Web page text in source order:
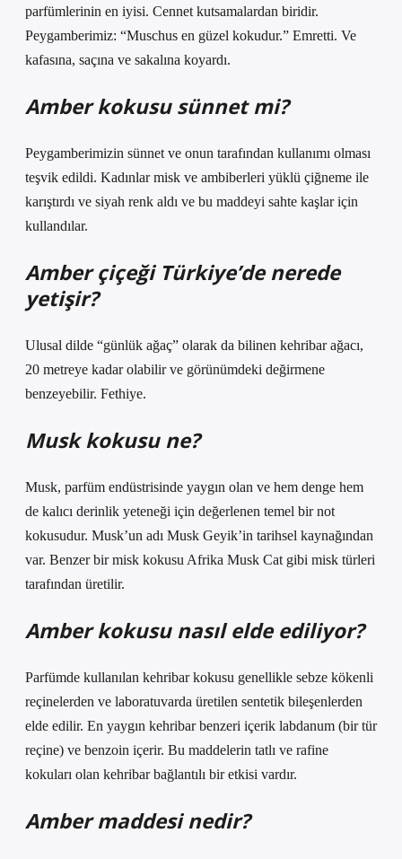
parfümlerinin en iyisi. Cennet kutsamalardan biridir.
Peygamberimiz: “Muschus en güzel kokudur.” Emretti. Ve
kafasına, saçına ve sakalına koyardı.
Amber kokusu sünnet mi?
Peygamberimizin sünnet ve onun tarafından kullanımı olması
teşvik edildi. Kadınlar misk ve ambiberleri yüklü çiğneme ile
karıştırdı ve siyah renk aldı ve bu maddeyi sahte kaşlar için
kullandılar.
Amber çiçeği Türkiye’de nerede
yetişir?
Ulusal dilde “günlük ağaç” olarak da bilinen kehribar ağacı,
20 metreye kadar olabilir ve görünümdeki değirmene
benzeyebilir. Fethiye.
Musk kokusu ne?
Musk, parfüm endüstrisinde yaygın olan ve hem denge hem
de kalıcı derinlik yeteneği için değerlenen temel bir not
kokusudur. Musk’un adı Musk Geyik’in tarihsel kaynağından
var. Benzer bir misk kokusu Afrika Musk Cat gibi misk türleri
tarafından üretilir.
Amber kokusu nasıl elde ediliyor?
Parfümde kullanılan kehribar kokusu genellikle sebze kökenli
reçinelerden ve laboratuvarda üretilen sentetik bileşenlerden
elde edilir. En yaygın kehribar benzeri içerik labdanum (bir tür
reçine) ve benzoin içerir. Bu maddelerin tatlı ve rafine
kokuları olan kehribar bağlantılı bir etkisi vardır.
Amber maddesi nedir?